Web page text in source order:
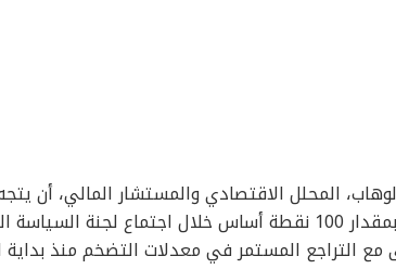
المحلل الاقتصادي والمستشار المالي، أن
التراجع المستمر في معدلات التضخم منذ بداية